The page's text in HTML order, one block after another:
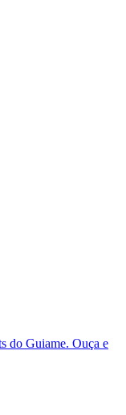
do Guiame. Ouça e